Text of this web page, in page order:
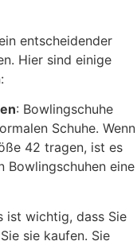
entscheidender
Hier sind einige
: Bowlingschuhe
Schuhe. Wenn
42 tragen, ist es
Bowlingschuhen eine
ist wichtig, dass Sie
sie kaufen. Sie